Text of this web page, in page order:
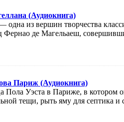
(Аудиокнига)
из вершин творчества
Фернао де Магельаеш,
Париж (Аудиокнига)
Уэста в Париже, в котором
тещи, рыть яму для септика